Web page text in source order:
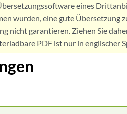
eines
wurden, eine gute Übersetzung
nicht garantieren. Ziehen Sie
PDF ist nur in englischer